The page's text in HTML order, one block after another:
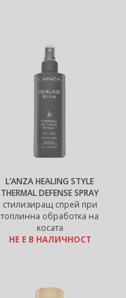
L’ANZA HEALING STYLE
THERMAL DEFENSE SPRAY
стилизиращ спрей при
топлинна обработка на
косата
НЕ Е В НАЛИЧНОСТ